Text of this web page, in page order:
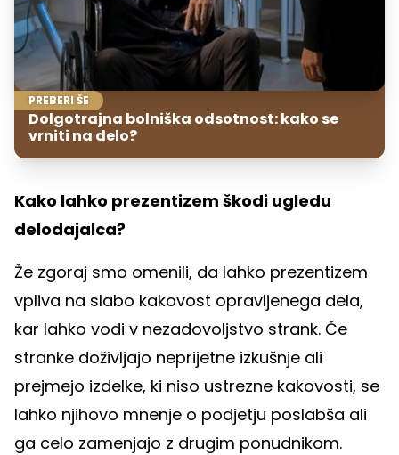
PREBERI ŠE
Dolgotrajna bolniška odsotnost: kako se
vrniti na delo?
Kako lahko prezentizem škodi ugledu
delodajalca?
Že zgoraj smo omenili, da lahko prezentizem
vpliva na slabo kakovost opravljenega dela,
kar lahko vodi v nezadovoljstvo strank. Če
stranke doživljajo neprijetne izkušnje ali
prejmejo izdelke, ki niso ustrezne kakovosti, se
lahko njihovo mnenje o podjetju poslabša ali
ga celo zamenjajo z drugim ponudnikom.